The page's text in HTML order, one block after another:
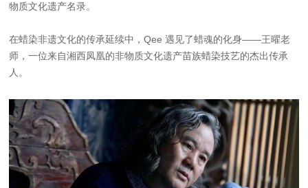
物质文化遗产名录。
在蜡染非遗文化的传承延续中，Qee 遇见了蜡魂的化身——王曜老
师，一位来自湘西凤凰的非物质文化遗产苗族蜡染技艺的杰出传承
人。